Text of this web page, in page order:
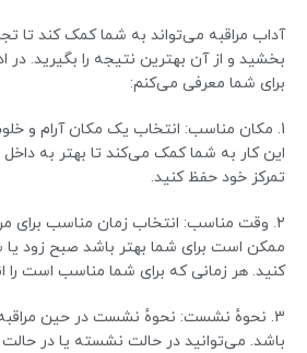
آداب مراقبه می‌تواند به شما کمک کند تا
بخشید و از آن بهترین نتیجه را بگیرید. در
برای شما معرفی می‌کنم:
1. مکان مناسب: انتخاب یک مکان آرام و
این کار به شما کمک می‌کند تا بهتر به داخل
تمرکز خود حفظ کنید.
2. وقت مناسب: انتخاب زمان مناسب برای
ممکن است برای شما بهتر باشد صبح زود یا
کنید. هر زمانی که برای شما مناسب است را
3. نحوهٔ نشست: نحوهٔ نشست در حین مراقبه
باشد. می‌توانید در حالت نشسته یا در حالت